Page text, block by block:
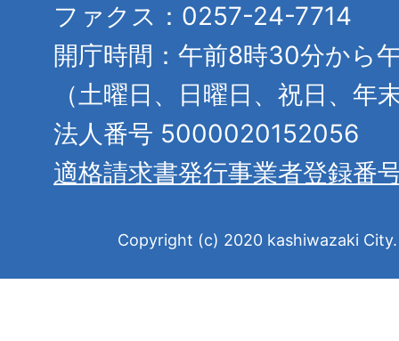
ファクス：0257-24-7714
開庁時間：午前8時30分から
（土曜日、日曜日、祝日、年
法人番号 5000020152056
適格請求書発行事業者登録番
Copyright (c) 2020 kashiwazaki